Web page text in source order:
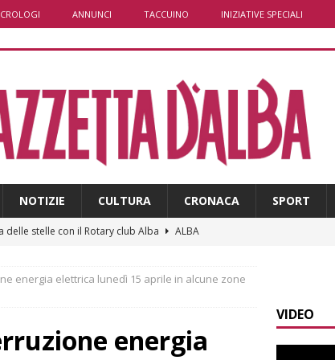
ANNUNCI TACCUINO INIZIATIVE SPECIALI
NOTIZIE CULTURA CRONACA SPORT
delle stelle con il Rotary club Alba
ALBA
energia elettrica lunedì 15 aprile in alcune zone
energia
VIDEO